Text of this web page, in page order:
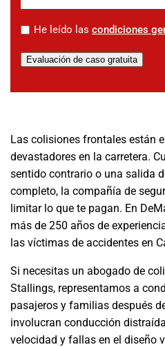
* He leído las condiciones
Evaluación de caso gratuita
Las colisiones frontales están
devastadores en la carretera.
sentido contrario o una salida
completo, la compañía de
limitar lo que te pagan. En
más de 250 años de
las víctimas de accidentes en
Si necesitas un abogado de
Stallings, representamos a
pasajeros y familias después
involucran conducción
velocidad y fallas en el diseño